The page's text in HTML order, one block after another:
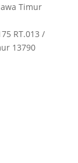
Timur
RT.013 /
13790